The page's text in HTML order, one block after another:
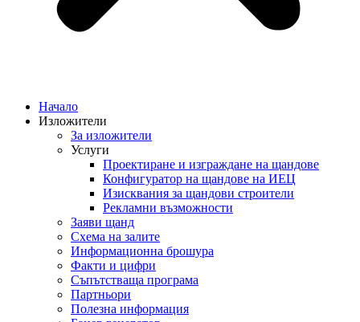
Начало
Изложители
За изложители
Услуги
Проектиране и изграждане на щандове
Конфигуратор на щандове на ИЕЦ
Изисквания за щандови строители
Рекламни възможности
Заяви щанд
Схема на залите
Информационна брошура
Факти и цифри
Съпътстваща програма
Партньори
Полезна информация